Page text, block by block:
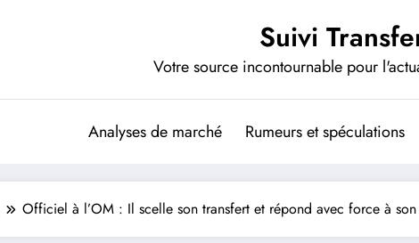
Suivi
Votre source incontournable pour
Analyses de marché Rumeurs et spéculations
Officiel à l’OM : Il scelle son transfert et répond avec force à